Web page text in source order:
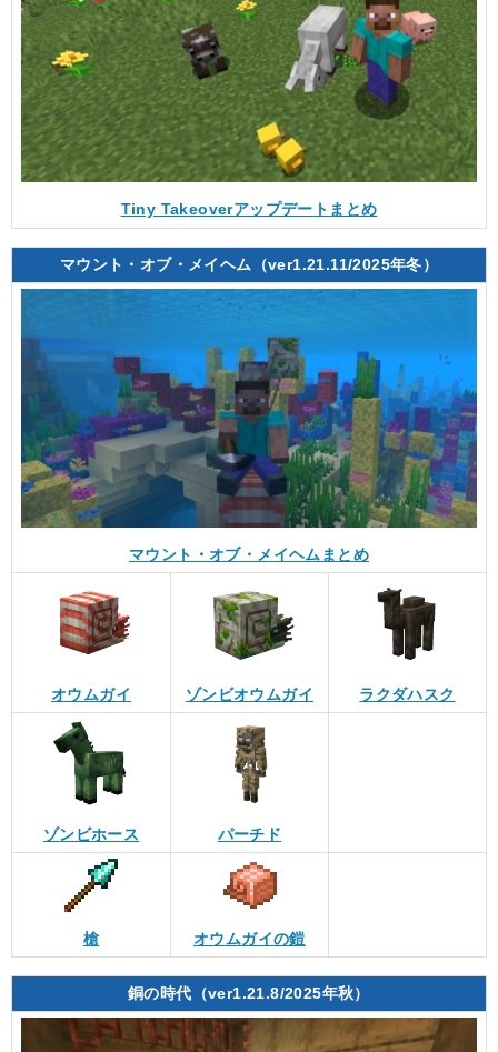
Tiny Takeoverアップデートまとめ
マウント・オブ・メイヘム（ver1.21.11/2025年冬）
マウント・オブ・メイヘムまとめ
オウムガイ ゾンビオウムガイ ラクダハスク
ゾンビホース パーチド
槍 オウムガイの鎧
銅の時代（ver1.21.8/2025年秋）